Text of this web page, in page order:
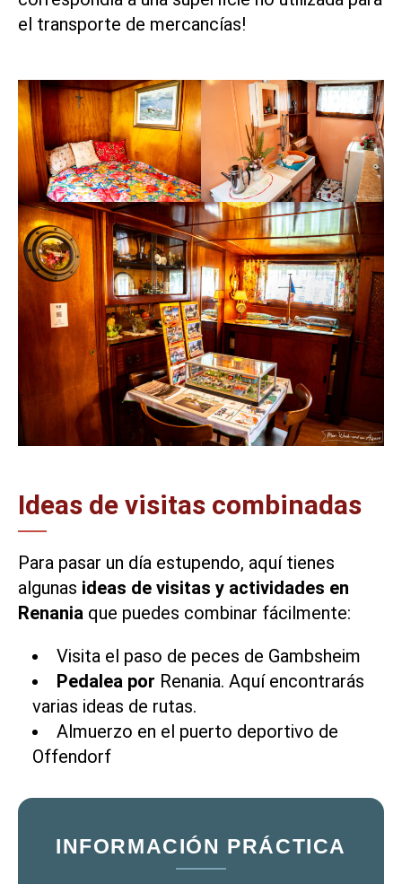
el transporte de mercancías!
Ideas de visitas combinadas
Para pasar un día estupendo, aquí tienes
algunas ideas de visitas y actividades en
Renania que puedes combinar fácilmente:
Visita el paso de peces de Gambsheim
Pedalea por Renania. Aquí encontrarás
varias ideas de rutas.
Almuerzo en el puerto deportivo de
Offendorf
INFORMACIÓN PRÁCTICA